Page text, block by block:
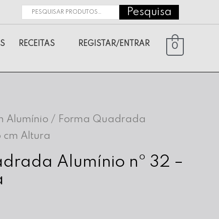
Pesquisar
Pesquisa
RECEITAS REGISTAR/ENTRAR 0
Alumínio / Forma Quadrada
cm Altura
Alumínio nº 32 –